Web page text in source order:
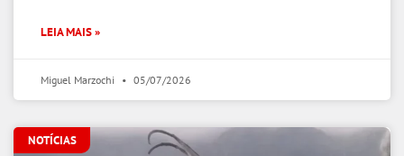
LEIA MAIS »
Miguel Marzochi 05/07/2026
NOTÍCIAS